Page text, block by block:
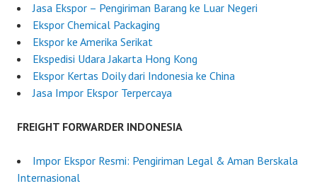
Jasa Ekspor – Pengiriman Barang ke Luar Negeri
Ekspor Chemical Packaging
Ekspor ke Amerika Serikat
Ekspedisi Udara Jakarta Hong Kong
Ekspor Kertas Doily dari Indonesia ke China
Jasa Impor Ekspor Terpercaya
FREIGHT FORWARDER INDONESIA
Impor Ekspor Resmi: Pengiriman Legal & Aman Berskala
Internasional